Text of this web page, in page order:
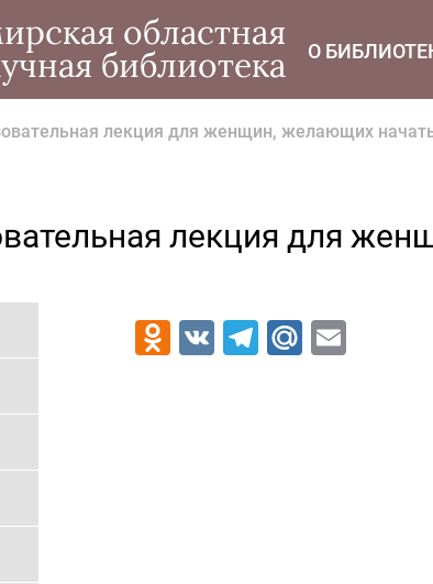
областная
библиотека
О
лекция для женщин, желающих
лекция для
Odnoklassniki
VK Telegram
Mail.Ru